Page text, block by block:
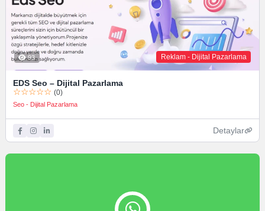
Reklam - Dijital Pazarlama
93
EDS Seo – Dijital Pazarlama
☆☆☆☆☆(0)
Seo - Dijital Pazarlama
Detaylar